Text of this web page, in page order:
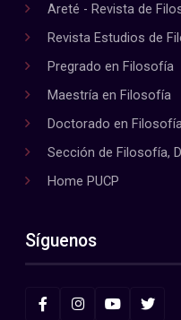
Areté - Revista de
Revista Estudios de
Pregrado en Filosofía
Maestría en Filosofía
Doctorado en
Sección de Filosofía,
Home PUCP
Síguenos